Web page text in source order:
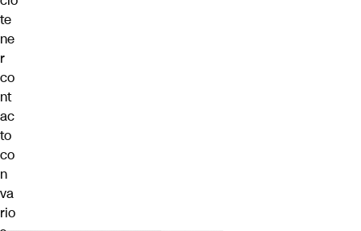
te
ne
r
co
nt
ac
to
co
n
va
rio